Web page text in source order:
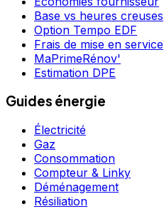
Base vs heures creuses
Option Tempo EDF
Frais de mise en service
MaPrimeRénov'
Estimation DPE
Guides énergie
Électricité
Gaz
Consommation
Compteur & Linky
Déménagement
Résiliation